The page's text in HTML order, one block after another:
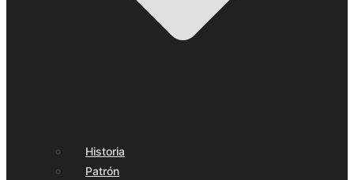
Historia
Patrón